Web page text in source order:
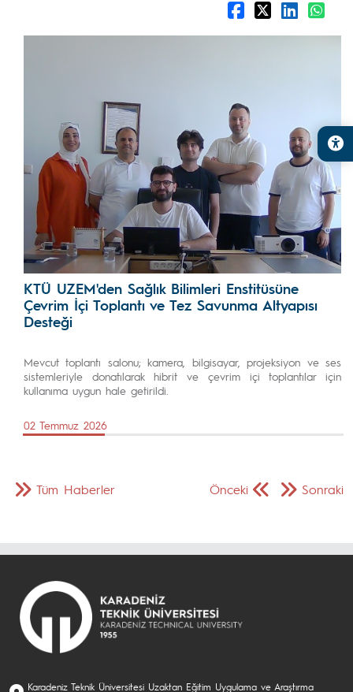
KTÜ UZEM'den Sağlık Bilimleri Enstitüsüne
Çevrim İçi Toplantı ve Tez Savunma Altyapısı
Desteği
Mevcut toplantı salonu; kamera, bilgisayar, projeksiyon ve ses
sistemleriyle donatılarak hibrit ve çevrim içi toplantılar için
kullanıma uygun hale getirildi.
02 Temmuz 2026
Önceki Sonraki
Tüm Haberler
Karadeniz Teknik Üniversitesi Uzaktan Eğitim Uygulama ve Araştırma